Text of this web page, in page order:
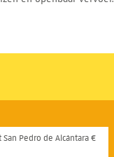
Pedro de Alcántara €